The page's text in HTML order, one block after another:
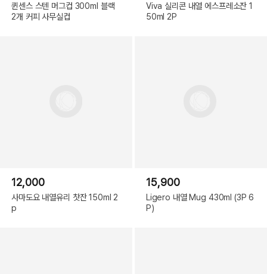
퀸센스 스텐 머그컵 300ml 블랙
2개 커피 사무실컵
Viva 실리콘 내열 에스프레소잔 1
50ml 2P
12,000
사마도요 내열유리 찻잔 150ml 2
p
15,900
Ligero 내열 Mug 430ml (3P 6
P)